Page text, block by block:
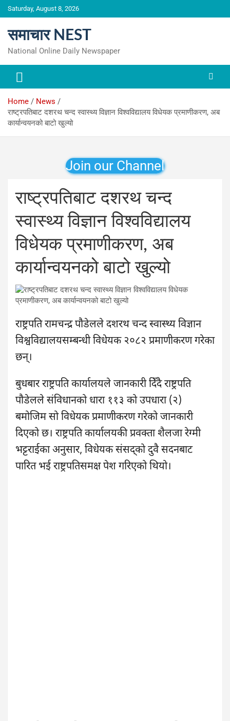
Skip
to
Saturday, August 8, 2026
समाचार NEST
National Online Daily Newspaper
Home
News
राष्ट्रपतिबाट दशरथ चन्द स्वास्थ्य विज्ञान विश्वविद्यालय विधेयक प्रमाणीकरण, अब
कार्यान्वयनको बाटो खुल्यो
Join our Channel
राष्ट्रपतिबाट दशरथ चन्द
स्वास्थ्य विज्ञान विश्वविद्यालय
विधेयक प्रमाणीकरण, अब
कार्यान्वयनको बाटो खुल्यो
राष्ट्रपति रामचन्द्र पौडेलले दशरथ चन्द स्वास्थ्य विज्ञान
विश्वविद्यालयसम्बन्धी विधेयक २०८२ प्रमाणीकरण गरेका
छन्।
बुधबार राष्ट्रपति कार्यालयले जानकारी दिँदै राष्ट्रपति
पौडेलले संविधानको धारा ११३ को उपधारा (२)
बमोजिम सो विधेयक प्रमाणीकरण गरेको जानकारी
दिएको छ। राष्ट्रपति कार्यालयकी प्रवक्ता शैलजा रेग्मी
भट्टराईका अनुसार, विधेयक संसद्को दुवै सदनबाट
पारित भई राष्ट्रपतिसमक्ष पेश गरिएको थियो।